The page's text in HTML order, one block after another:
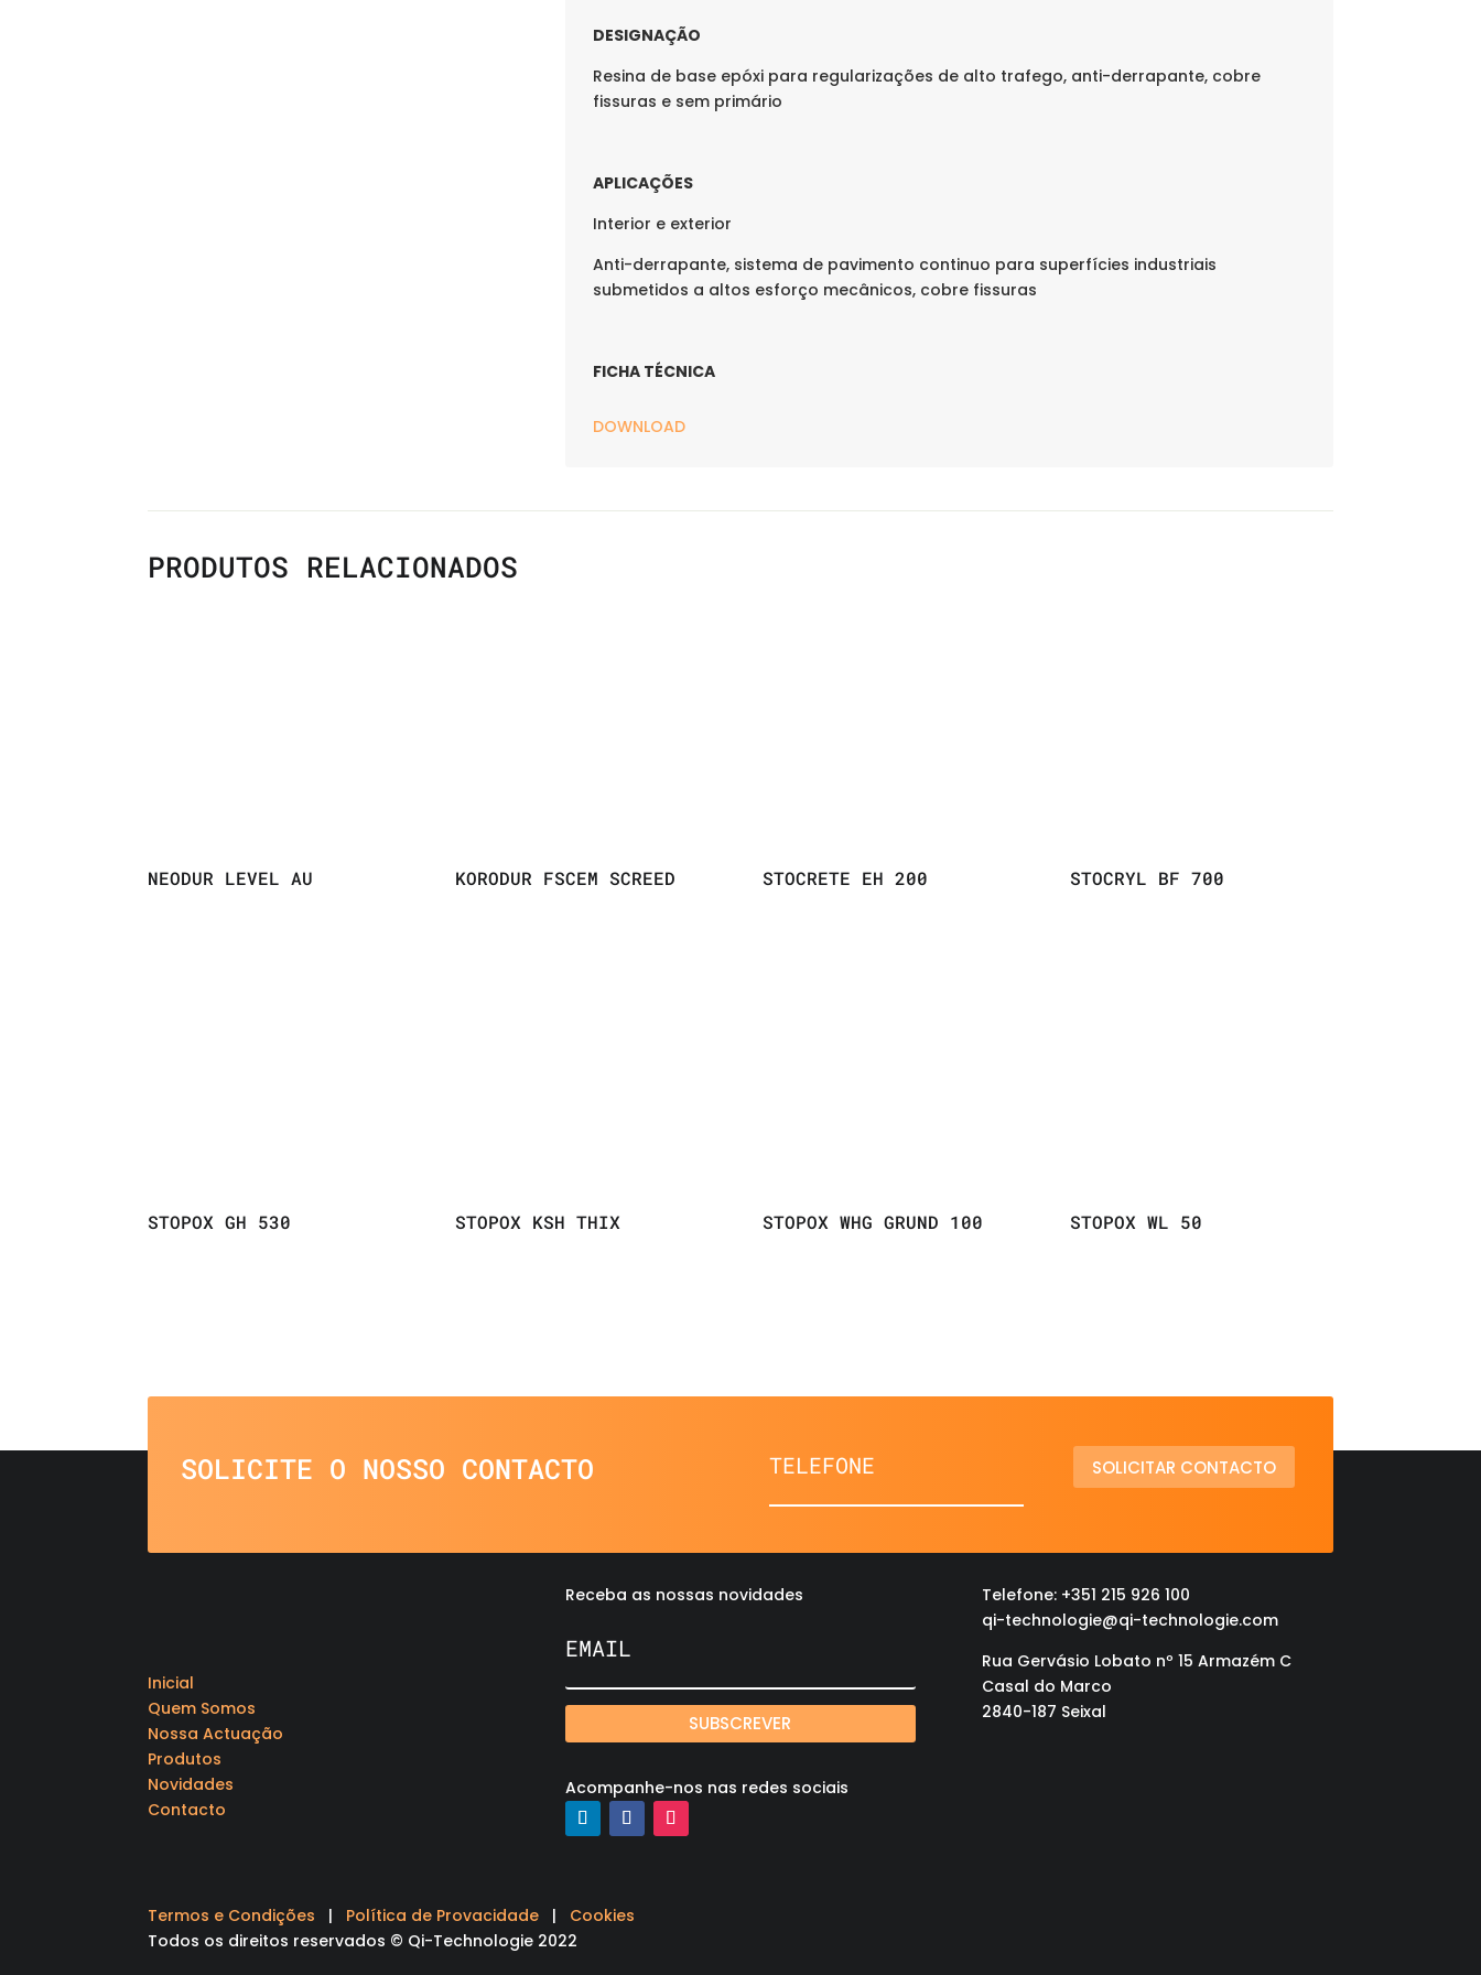
DESIGNAÇÃO
Resina de base epóxi para regularizações de alto trafego, anti-derrapante, cobre
fissuras e sem primário
APLICAÇÕES
Interior e exterior
Anti-derrapante, sistema de pavimento continuo para superfícies industriais
submetidos a altos esforço mecânicos, cobre fissuras
FICHA TÉCNICA
DOWNLOAD
PRODUTOS RELACIONADOS
NEODUR LEVEL AU KORODUR FSCEM SCREED STOCRETE EH 200 STOCRYL BF 700
STOPOX GH 530 STOPOX KSH THIX STOPOX WHG GRUND 100 STOPOX WL 50
SOLICITE O NOSSO CONTACTO SOLICITAR CONTACTO
Inicial
Quem Somos
Nossa Actuação
Produtos
Novidades
Contacto
Receba as nossas novidades
SUBSCREVER
Acompanhe-nos nas redes sociais
Telefone: +351 215 926 100
qi-technologie@qi-technologie.com
Rua Gervásio Lobato nº 15 Armazém C
Casal do Marco
2840-187 Seixal
Termos e Condições | Política de Provacidade | Cookies
Todos os direitos reservados © Qi-Technologie 2022